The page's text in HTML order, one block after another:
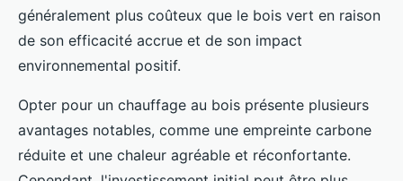
généralement plus coûteux que le bois vert en raison
de son efficacité accrue et de son impact
environnemental positif.
Opter pour un chauffage au bois présente plusieurs
avantages notables, comme une empreinte carbone
réduite et une chaleur agréable et réconfortante.